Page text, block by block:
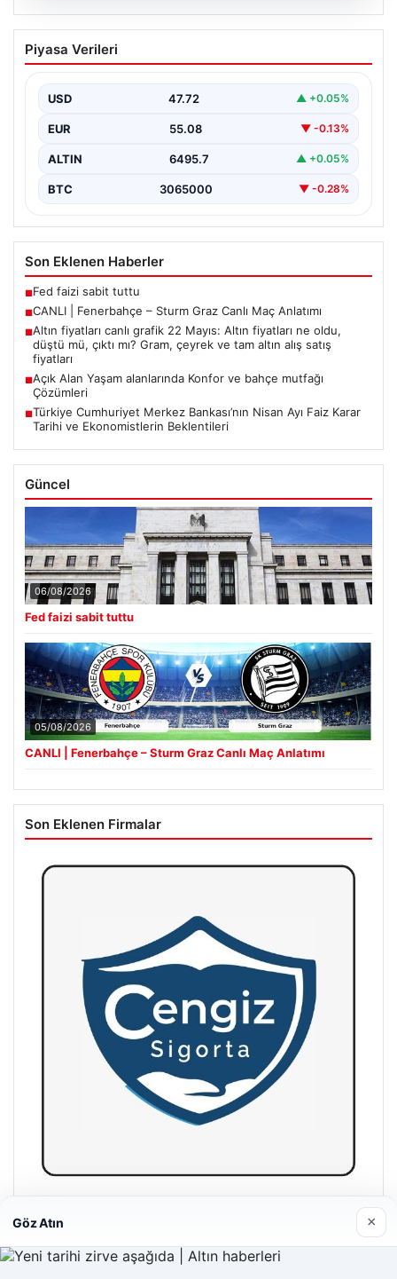
CANLI | Fenerbahçe – Sturm Graz Canlı
Maç Anlatımı
Piyasa Verileri
USD 47.72 ▲ +0.05%
EUR 55.08 ▼ -0.13%
ALTIN 6495.7 ▲ +0.05%
BTC 3065000 ▼ -0.28%
Son Eklenen Haberler
■Fed faizi sabit tuttu
■CANLI | Fenerbahçe – Sturm Graz Canlı Maç Anlatımı
■Altın fiyatları canlı grafik 22 Mayıs: Altın fiyatları ne oldu,
düştü mü, çıktı mı? Gram, çeyrek ve tam altın alış satış
fiyatları
■Açık Alan Yaşam alanlarında Konfor ve bahçe mutfağı
Çözümleri
■Türkiye Cumhuriyet Merkez Bankası’nın Nisan Ayı Faiz Karar
Tarihi ve Ekonomistlerin Beklentileri
Güncel
06/08/2026
Fed faizi sabit tuttu
05/08/2026
CANLI | Fenerbahçe – Sturm Graz Canlı Maç Anlatımı
Son Eklenen Firmalar
Hastaş Beton
Göz Atın ×